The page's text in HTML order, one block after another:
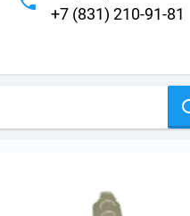
+7 (831) 210-91-81